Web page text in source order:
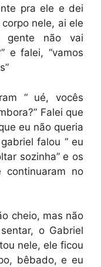
pra ele e dei
nele, ai ele
não vai
e falei, “vamos
“ ué, vocês
Falei que
eu não queria
falou “ eu
sozinha” e os
continuaram no
cheio, mas não
o Gabriel
nele, ele ficou
bêbado, e eu